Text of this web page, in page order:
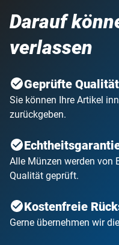
Darauf
verlassen
Geprüfte Qualität
Sie können Ihre Artikel
zurückgeben.
Alle Münzen werden von
Qualität geprüft.
Kostenfreie
Gerne übernehmen wir